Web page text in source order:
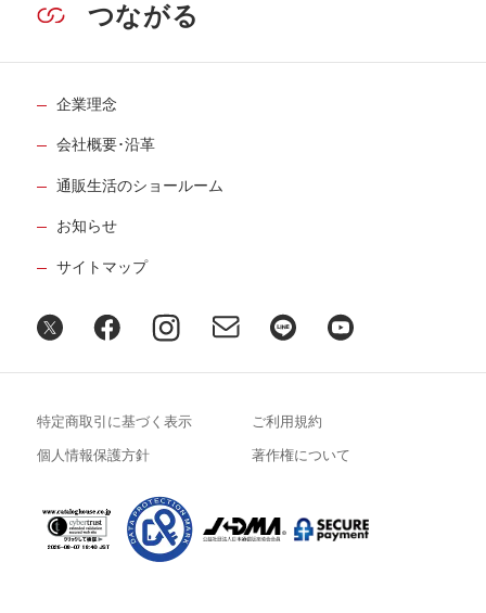
つながる
企業理念
会社概要･沿革
通販生活のショールーム
お知らせ
サイトマップ
特定商取引に基づく表示 ご利用規約
個人情報保護方針 著作権について